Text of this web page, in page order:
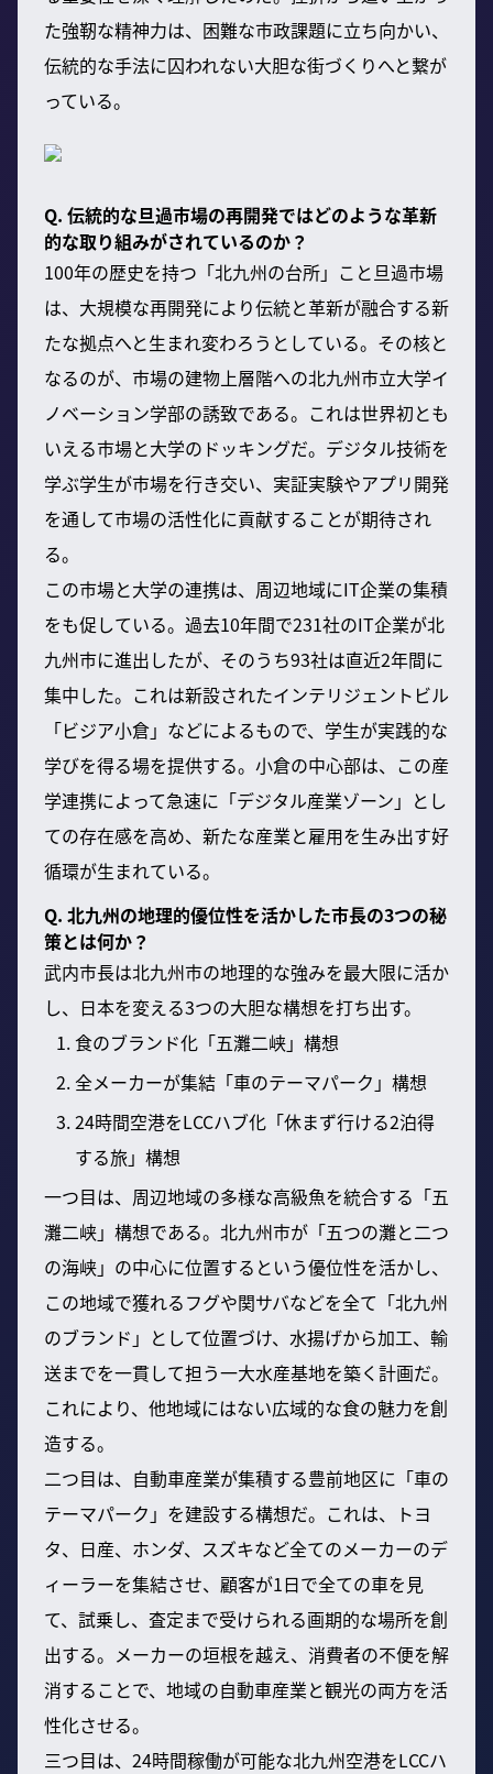
た強靭な精神力は、困難な市政課題に立ち向かい、
伝統的な手法に囚われない大胆な街づくりへと繋が
っている。
Q. 伝統的な旦過市場の再開発ではどのような革新
的な取り組みがされているのか？
100年の歴史を持つ「北九州の台所」こと旦過市場
は、大規模な再開発により伝統と革新が融合する新
たな拠点へと生まれ変わろうとしている。その核と
なるのが、市場の建物上層階への北九州市立大学イ
ノベーション学部の誘致である。これは世界初とも
いえる市場と大学のドッキングだ。デジタル技術を
学ぶ学生が市場を行き交い、実証実験やアプリ開発
を通して市場の活性化に貢献することが期待され
る。
この市場と大学の連携は、周辺地域にIT企業の集積
をも促している。過去10年間で231社のIT企業が北
九州市に進出したが、そのうち93社は直近2年間に
集中した。これは新設されたインテリジェントビル
「ビジア小倉」などによるもので、学生が実践的な
学びを得る場を提供する。小倉の中心部は、この産
学連携によって急速に「デジタル産業ゾーン」とし
ての存在感を高め、新たな産業と雇用を生み出す好
循環が生まれている。
Q. 北九州の地理的優位性を活かした市長の3つの秘
策とは何か？
武内市長は北九州市の地理的な強みを最大限に活か
し、日本を変える3つの大胆な構想を打ち出す。
食のブランド化「五灘二峡」構想
全メーカーが集結「車のテーマパーク」構想
24時間空港をLCCハブ化「休まず行ける2泊得
する旅」構想
一つ目は、周辺地域の多様な高級魚を統合する「五
灘二峡」構想である。北九州市が「五つの灘と二つ
の海峡」の中心に位置するという優位性を活かし、
この地域で獲れるフグや関サバなどを全て「北九州
のブランド」として位置づけ、水揚げから加工、輸
送までを一貫して担う一大水産基地を築く計画だ。
これにより、他地域にはない広域的な食の魅力を創
造する。
二つ目は、自動車産業が集積する豊前地区に「車の
テーマパーク」を建設する構想だ。これは、トヨ
タ、日産、ホンダ、スズキなど全てのメーカーのデ
ィーラーを集結させ、顧客が1日で全ての車を見
て、試乗し、査定まで受けられる画期的な場所を創
出する。メーカーの垣根を越え、消費者の不便を解
消することで、地域の自動車産業と観光の両方を活
性化させる。
三つ目は、24時間稼働が可能な北九州空港をLCCハ